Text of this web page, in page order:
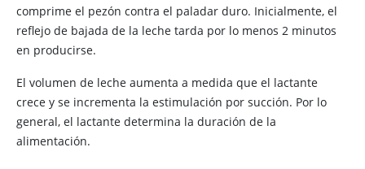
comprime el pezón contra el paladar duro. Inicialmente, el
reflejo de bajada de la leche tarda por lo menos 2 minutos
en producirse.
El volumen de leche aumenta a medida que el lactante
crece y se incrementa la estimulación por succión. Por lo
general, el lactante determina la duración de la
alimentación.